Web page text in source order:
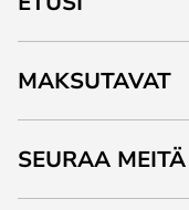
MAKSUTAVAT
SEURAA MEITÄ